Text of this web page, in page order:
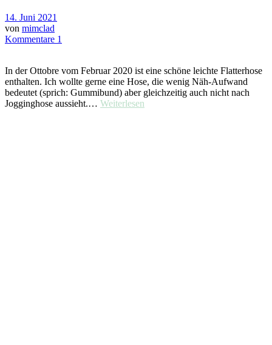
14. Juni 2021
von mimclad
Kommentare 1
In der Ottobre vom Februar 2020 ist eine schöne leichte Flatterhose
enthalten. Ich wollte gerne eine Hose, die wenig Näh-Aufwand
bedeutet (sprich: Gummibund) aber gleichzeitig auch nicht nach
Jogginghose aussieht.… Weiterlesen